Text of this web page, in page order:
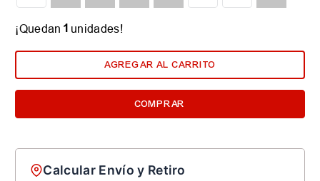
¡Quedan 1 unidades!
AGREGAR AL CARRITO
COMPRAR
Calcular Envío y Retiro